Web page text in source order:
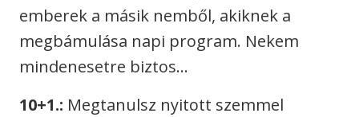
emberek a másik nemből, akiknek a
megbámulása napi program. Nekem
mindenesetre biztos…
10+1.: Megtanulsz nyitott szemmel